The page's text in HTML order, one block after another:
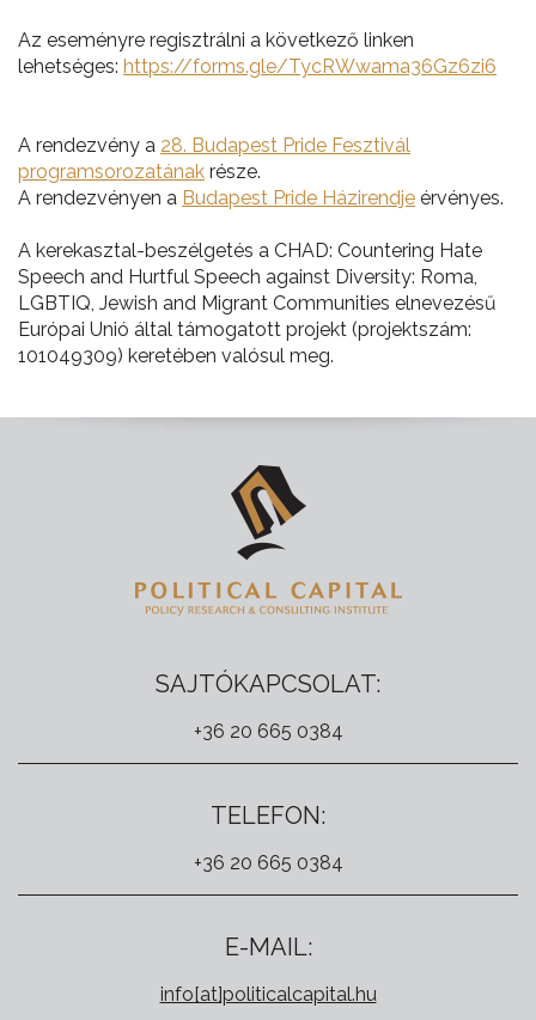
Az eseményre regisztrálni a következő linken
lehetséges: https://forms.gle/TycRWwama36Gz6zi6
A rendezvény a 28. Budapest Pride Fesztivál
programsorozatának része.
A rendezvényen a Budapest Pride Házirendje érvényes.
A kerekasztal-beszélgetés a CHAD: Countering Hate
Speech and Hurtful Speech against Diversity: Roma,
LGBTIQ, Jewish and Migrant Communities elnevezésű
Európai Unió által támogatott projekt (projektszám:
101049309) keretében valósul meg.
SAJTÓKAPCSOLAT:
+36 20 665 0384
TELEFON:
+36 20 665 0384
E-MAIL:
info[at]politicalcapital.hu